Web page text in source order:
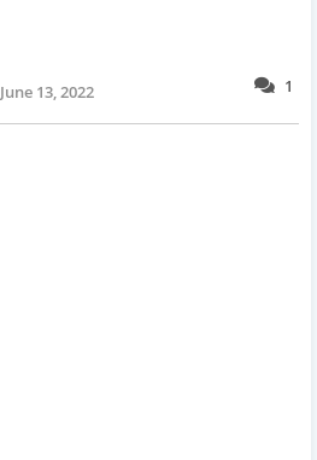
1
June 13, 2022